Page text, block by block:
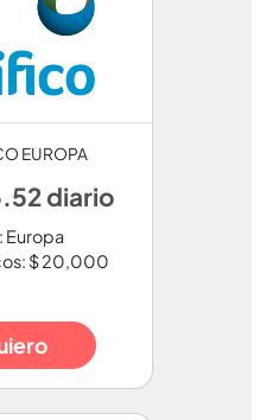
EUROPA
diario
Europa
$ 20,000